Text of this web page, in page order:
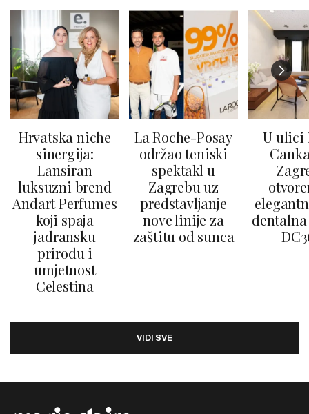
Hrvatska niche
sinergija:
Lansiran
luksuzni brend
Andart Perfumes
koji spaja
jadransku
prirodu i
umjetnost
Celestina
La Roche-Posay
održao teniski
spektakl u
Zagrebu uz
predstavljanje
nove linije za
zaštitu od sunca
U ulici
VIDI SVE